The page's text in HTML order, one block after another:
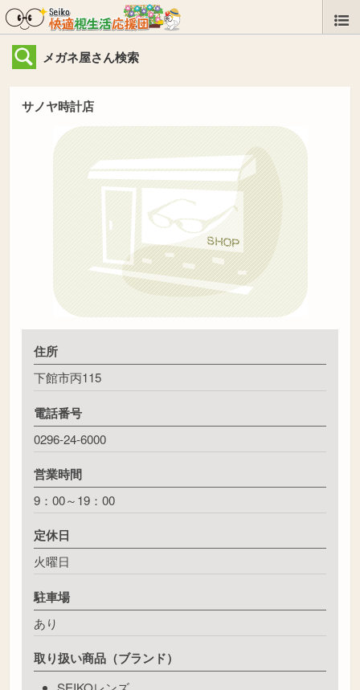
メガネ屋さん検索
サノヤ時計店
住所
下館市丙115
電話番号
0296-24-6000
営業時間
9：00～19：00
定休日
火曜日
駐車場
あり
取り扱い商品（ブランド）